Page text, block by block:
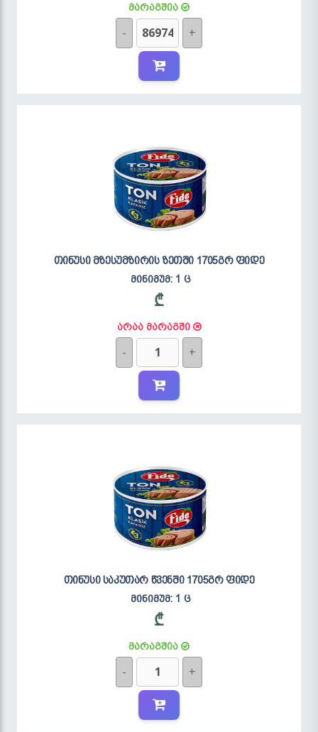
მარაგშია
- +
თინუსი მზესუმზირის ზეთში 1705გრ ფიდე
მინიმუმ: 1 ც
₾
არაა მარაგში
- +
თინუსი საკუთარ წვენში 1705გრ ფიდე
მინიმუმ: 1 ც
₾
მარაგშია
- +